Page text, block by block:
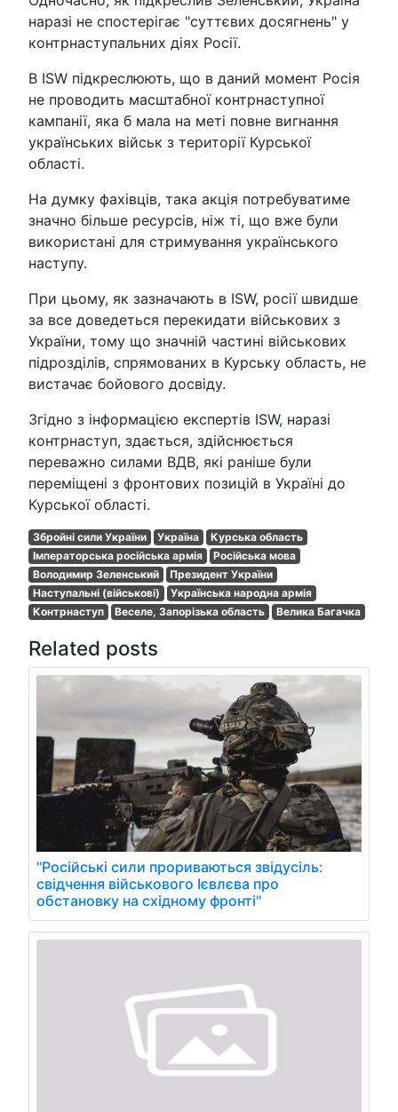
наразі не спостерігає "суттєвих досягнень" у
контрнаступальних діях Росії.
В ISW підкреслюють, що в даний момент Росія
не проводить масштабної контрнаступної
кампанії, яка б мала на меті повне вигнання
українських військ з території Курської
області.
На думку фахівців, така акція потребуватиме
значно більше ресурсів, ніж ті, що вже були
використані для стримування українського
наступу.
При цьому, як зазначають в ISW, росії швидше
за все доведеться перекидати військових з
України, тому що значній частині військових
підрозділів, спрямованих в Курську область, не
вистачає бойового досвіду.
Згідно з інформацією експертів ISW, наразі
контрнаступ, здається, здійснюється
переважно силами ВДВ, які раніше були
переміщені з фронтових позицій в Україні до
Курської області.
Збройні сили України Україна
Курська область
Імператорська російська армія
Російська мова
Володимир Зеленський
Президент України
Наступальні (військові)
Українська народна армія
Контрнаступ
Веселе, Запорізька область Велика Багачка
Related posts
"Російські сили прориваються звідусіль:
свідчення військового Ієвлєва про
обстановку на східному фронті"